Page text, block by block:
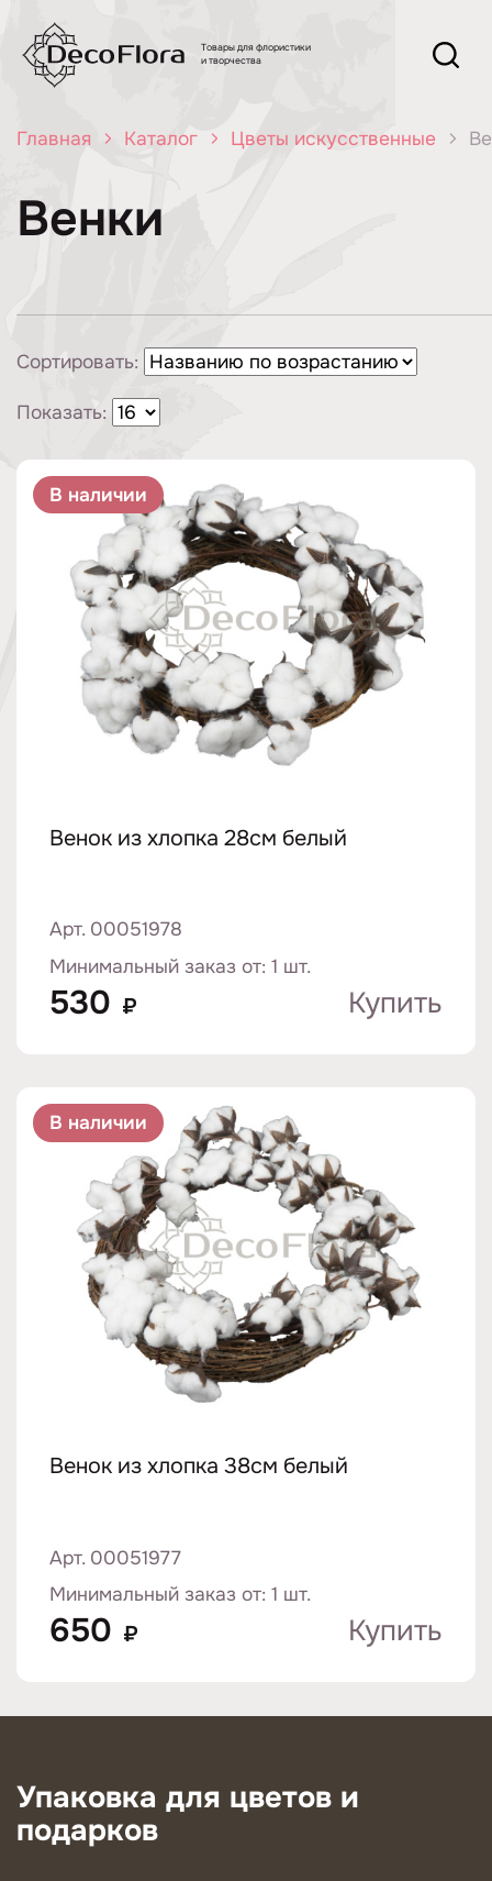
Товары для флористики
и творчества
Главная Каталог Цветы искусственные
Венки
Сортировать:
Показать:
В наличии
Венок из хлопка 28см белый
Арт. 00051978
Минимальный заказ от: 1 шт.
530 ₽ Купить
В наличии
Венок из хлопка 38см белый
Арт. 00051977
Минимальный заказ от: 1 шт.
650 ₽ Купить
Упаковка для цветов и
подарков